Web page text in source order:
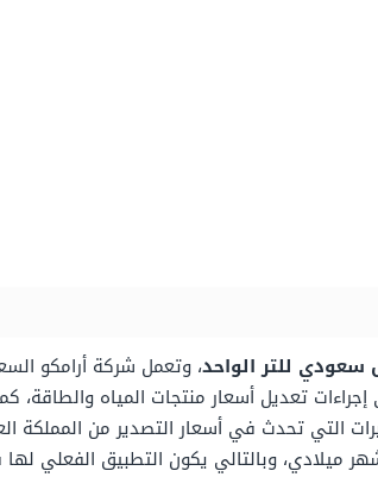
، وتعمل شركة أرامكو
تعديل أسعار منتجات المياه والطاقة،
التي تحدث في أسعار التصدير من المملكة
ميلادي، وبالتالي يكون التطبيق الفعلي